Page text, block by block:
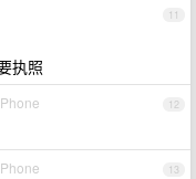
11
执照
12
13